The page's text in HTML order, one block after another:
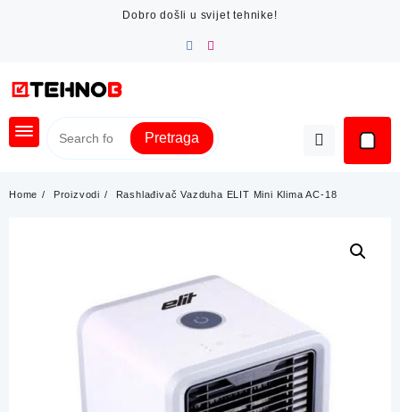
Dobro došli u svijet tehnike!
Pretraga
Home Proizvodi Rashlađivač Vazduha ELIT Mini Klima AC-18